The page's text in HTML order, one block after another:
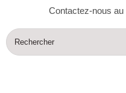
Contactez-nous au